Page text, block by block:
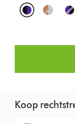
O
t
n
Koop